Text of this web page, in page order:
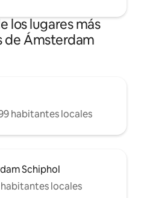
los lugares más
de Ámsterdam
habitantes locales
Schiphol
locales